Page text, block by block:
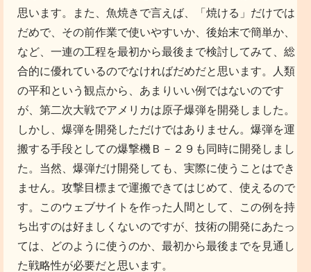
思います。また、魚焼きで言えば、「焼ける」だけでは
だめで、その前作業で使いやすいか、後始末で簡単か、
など、一連の工程を最初から最後まで検討してみて、総
合的に優れているのでなければだめだと思います。人類
の平和という観点から、あまりいい例ではないのです
が、第二次大戦でアメリカは原子爆弾を開発しました。
しかし、爆弾を開発しただけではありません。爆弾を運
搬する手段としての爆撃機Ｂ－２９も同時に開発しまし
た。当然、爆弾だけ開発しても、実際に使うことはでき
ません。攻撃目標まで運搬できてはじめて、使えるので
す。
このウェブサイト を作った人間として、この例を持
ち出すのは好ましくないのですが、技術の開発にあたっ
ては、どのように使うのか、最初から最後までを見通し
た戦略性が必要だと思います。